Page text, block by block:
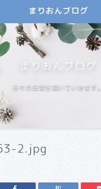
まりおんブログ
まりおんブログ
日々の日常を描いていきます。
2.jpg